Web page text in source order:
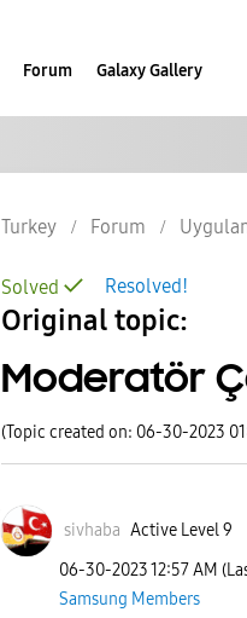
Forum Galaxy Gallery
Turkey Forum
Resolved!
Solved
Original topic:
Moderatör
(Topic created on: 06-30-2023
sivhaba Active Level 9
‎06-30-202312:57 AM
Samsung Members